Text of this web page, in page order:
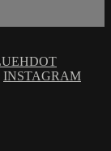
INSTAGRAM